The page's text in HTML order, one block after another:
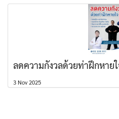
ลดความกังวลด้วยท่าฝึกหาย
3 Nov 2025